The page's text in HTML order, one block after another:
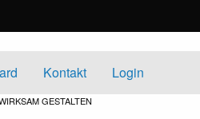
Kontakt Login
GESTALTEN